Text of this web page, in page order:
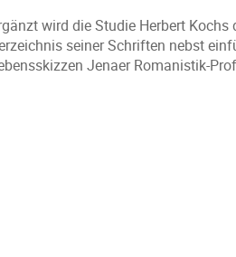
wird die Studie Herbert
seiner Schriften nebst
Jenaer Romanistik-